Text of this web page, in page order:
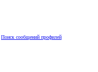
Поиск сообщений профилей